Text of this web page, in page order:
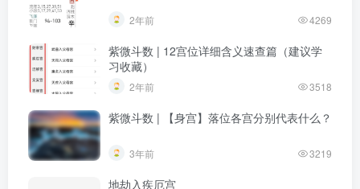
2年前 4269
紫微斗数 | 12宫位详细含义速查篇（建议学
习收藏）
2年前 3518
紫微斗数 | 【身宫】落位各宫分别代表什么？
3年前 3219
地劫入疾厄宫